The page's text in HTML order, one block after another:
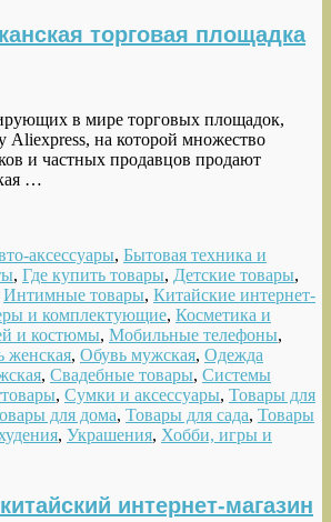
торговая площадка
в мире торговых площадок,
Aliexpress, на которой множество
и частных продавцов продают
…
аксессуары, Бытовая техника и
, Где купить товары, Детские товары,
Интимные товары, Китайские интернет-
и комплектующие, Косметика и
и костюмы, Мобильные телефоны,
женская, Обувь мужская, Одежда
, Свадебные товары, Системы
, Сумки и аксессуары, Товары для
для дома, Товары для сада, Товары
, Украшения, Хобби, игры и
интернет-магазин